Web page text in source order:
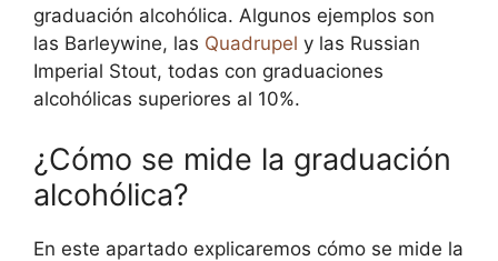
graduación alcohólica. Algunos ejemplos son
las Barleywine, las Quadrupel y las Russian
Imperial Stout, todas con graduaciones
alcohólicas superiores al 10%.
¿Cómo se mide la graduación
alcohólica?
En este apartado explicaremos cómo se mide la